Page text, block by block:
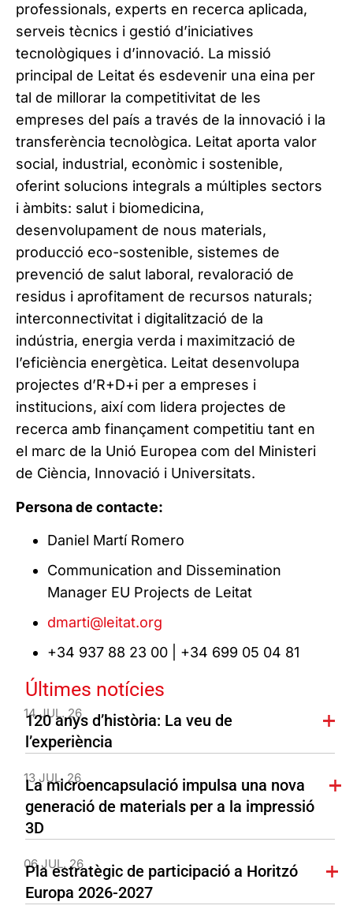
professionals, experts en recerca aplicada,
serveis tècnics i gestió d’iniciatives
tecnològiques i d’innovació. La missió
principal de Leitat és esdevenir una eina per
tal de millorar la competitivitat de les
empreses del país a través de la innovació i la
transferència tecnològica. Leitat aporta valor
social, industrial, econòmic i sostenible,
oferint solucions integrals a múltiples sectors
i àmbits: salut i biomedicina,
desenvolupament de nous materials,
producció eco-sostenible, sistemes de
prevenció de salut laboral, revaloració de
residus i aprofitament de recursos naturals;
interconnectivitat i digitalització de la
indústria, energia verda i maximització de
l’eficiència energètica. Leitat desenvolupa
projectes d’R+D+i per a empreses i
institucions, així com lidera projectes de
recerca amb finançament competitiu tant en
el marc de la Unió Europea com del Ministeri
de Ciència, Innovació i Universitats.​
Persona de contacte:
Daniel Martí Romero
Communication and Dissemination
Manager EU Projects de Leitat
dmarti@leitat.org
+34 937 88 23 00 | +34 699 05 04 81
Últimes notícies
14 JUL. 26
120 anys d’història: La veu de
l’experiència
13 JUL. 26
La microencapsulació impulsa una nova
generació de materials per a la impressió
3D
06 JUL. 26
Pla estratègic de participació a Horitzó
Europa 2026-2027